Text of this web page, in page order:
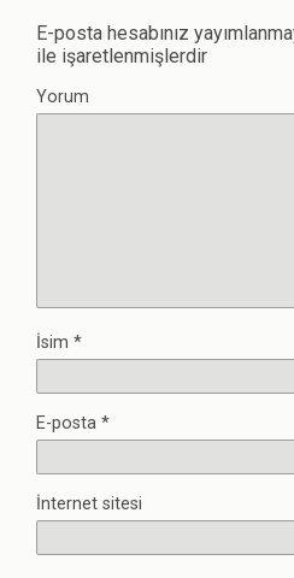
E-posta hesabınız
ile işaretlenmişlerdir
Yorum
İsim *
E-posta *
İnternet sitesi